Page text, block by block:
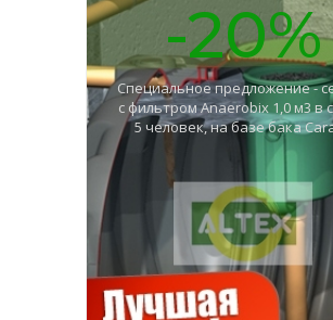
-20%
Специальное предложение -
с фильтром Anaerobix 1,0 м3 в
5 человек, на базе бака